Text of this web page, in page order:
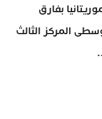
بفارق
المركز الثالث